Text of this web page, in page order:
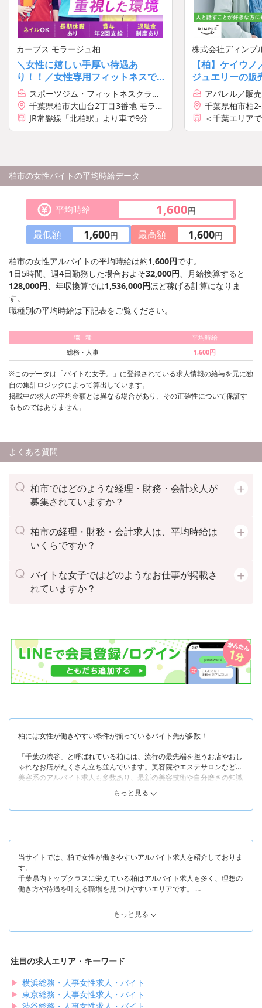
カーブス モラージュ柏
＼女性に嬉しい手厚い待遇あ
り！！／女性専用フィットネスで
の接客スタッフ大募集◎研修＆サ
ポート体制あり
スポーツジム・フィットネスクラブ
／講師・インストラクター
千葉県柏市大山台2丁目3番地 モラー
ジュ柏2F
JR常磐線「北柏駅」より車で9分
株式会社ディンプ
社）
【柏】ケイウ
ジュエリーの
ノルマ無＊雰
アパレル／販
千葉県柏市柏
＜千葉エリア
柏市の女性バイトの平均時給データ
平均時給 1,600円
最低額 1,600円 最高額 1,600円
柏市の女性アルバイトの平均時給は約1,600円です。
1日5時間、週4日勤務した場合およそ32,000円、月給換算すると
128,000円、年収換算では1,536,000円ほど稼げる計算になりま
す。
職種別の平均時給は下記表をご覧ください。
職 種
平均時給
総務・人事
1,600円
※このデータは「バイトな女子。」に登録されている求人情報の給与を元に独
自の集計ロジックによって算出しています。
掲載中の求人の平均金額とは異なる場合があり、その正確性について保証す
るものではありません。
よくある質問
柏市ではどのような経理・財務・会計求人が
募集されていますか？
柏市の経理・財務・会計求人は、平均時給は
いくらですか？
バイトな女子ではどのようなお仕事が掲載さ
れていますか？
柏には女性が働きやすい条件が揃っているバイト先が多数！
「千葉の渋谷」と呼ばれている柏には、流行の最先端を担うお店やおし
ゃれなお店がたくさん立ち並んでいます。美容院やエステサロンなどの
美容系のアルバイト求人も多数あり、最新の美容技術や自分磨きの知識
そんな柏は、エリアによって特徴がガラッと変わります。
まず柏駅「東口」は駅のメイン出口であり、大型商業施設や商店街など
そして柏駅「西口」「南口」はレトロなカフェや飲食店といった個人店
が多い傍ら、オフィスビルやビジネスホテルも並んでおり東口より落ち
着いた印象です。
「南柏駅」付近は柏駅周辺の次に栄えていますが、閑静な住宅街や公園
も多く、都会と田舎のよさをどちらも兼ね備えている場所といえます。
たくさんのお店がある柏なら「明るい場所で賑やかにアルバイトした
をご紹介します！
もっと見る
当サイトでは、柏で女性が働きやすいアルバイト求人を紹介しておりま
す。
千葉県内トップクラスに栄えている柏はアルバイト求人も多く、理想の
働き方や待遇を叶える職場を見つけやすいエリアです。
たとえば、美容院やネイルサロン、アイリッシュサロンでは、ハイレベ
ルな美容技術を学びながら働けるところばかりです。福利厚生や待遇は
お店によって違いがあり、当サイトで紹介している美容業界の求人では
成バック」など、珍しい制度を導入している職場ばかりです。
また、おしゃれなものやおいしいものが好きな方には、アパレルやカフ
ェスタッフのアルバイトがおすすめです。福利厚生の面では、社割があ
って自社商品を割引価格で購入できるのが嬉しいですよね。アパレルや
もっと見る
注目の求人エリア・キーワード
▶︎ 横浜総務・人事女性求人・バイト
▶︎ 東京総務・人事女性求人・バイト